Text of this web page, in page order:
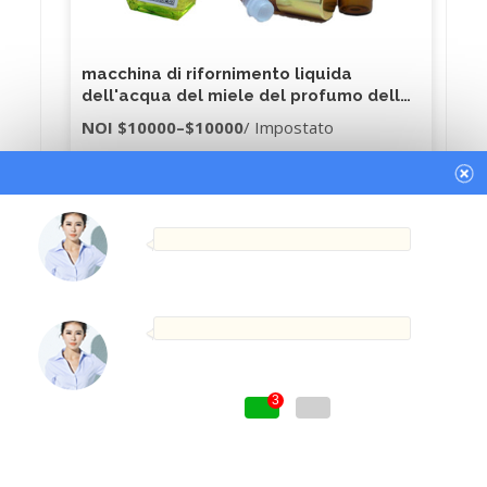
macchina di rifornimento liquida
dell'acqua del miele del profumo della
bottiglia di acqua della bevanda del
succo del latte della tazza
NOI $10000–$10000/ Impostato
Get Best Quote
3